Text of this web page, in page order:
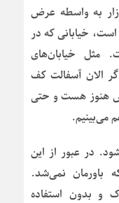
به واسطه عرض
خیابانی که در
مثل خیابان‌های
الان آسفالت کف
هنوز هست و حتی
می‌بینیم.
در عبور از این
باورمان نمی‌شد.
و بدون استفاده